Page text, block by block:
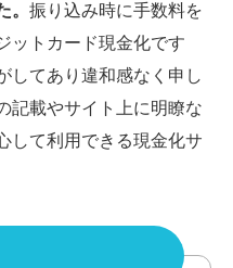
。 振り込み時に手数料を
ットカード現金化です
してあり違和感なく申し
記載やサイト上に明瞭な
して利用できる現金化サ